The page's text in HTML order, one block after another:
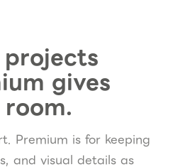
gives
Premium is for keeping
and visual details as